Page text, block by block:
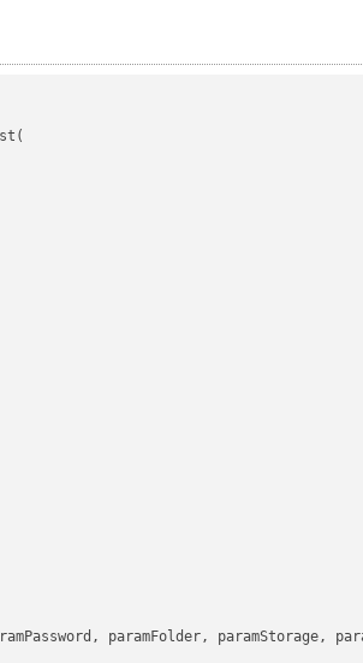
paramFolder, paramStorage,